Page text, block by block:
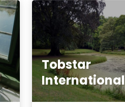
Tobstar
International